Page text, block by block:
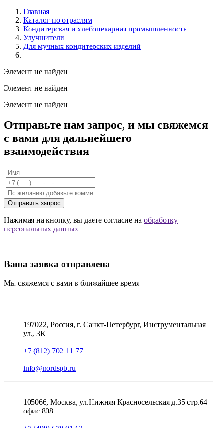
Главная
Каталог по отраслям
Кондитерская и хлебопекарная промышленность
Улучшители
Для мучных кондитерских изделий
Элемент не найден
Элемент не найден
Элемент не найден
Отправьте нам запрос, и мы свяжемся
с вами для дальнейшего
взаимодействия
Отправить запрос
Нажимая на кнопку, вы даете согласие на обработку
персональных данных
Ваша заявка отправлена
Мы свяжемся с вами в ближайшее время
197022, Россия, г. Санкт-Петербург, Инструментальная
ул., 3К
+7 (812) 702-11-77
info@nordspb.ru
105066, Москва, ул.Нижняя Красносельская д.35 стр.64
офис 808